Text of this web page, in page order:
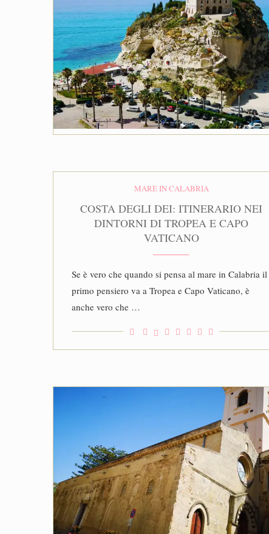
MARE IN CALABRIA
COSTA DEGLI DEI: ITINERARIO NEI
DINTORNI DI TROPEA E CAPO
VATICANO
Se è vero che quando si pensa al mare in Calabria il
primo pensiero va a Tropea e Capo Vaticano, è
anche vero che …